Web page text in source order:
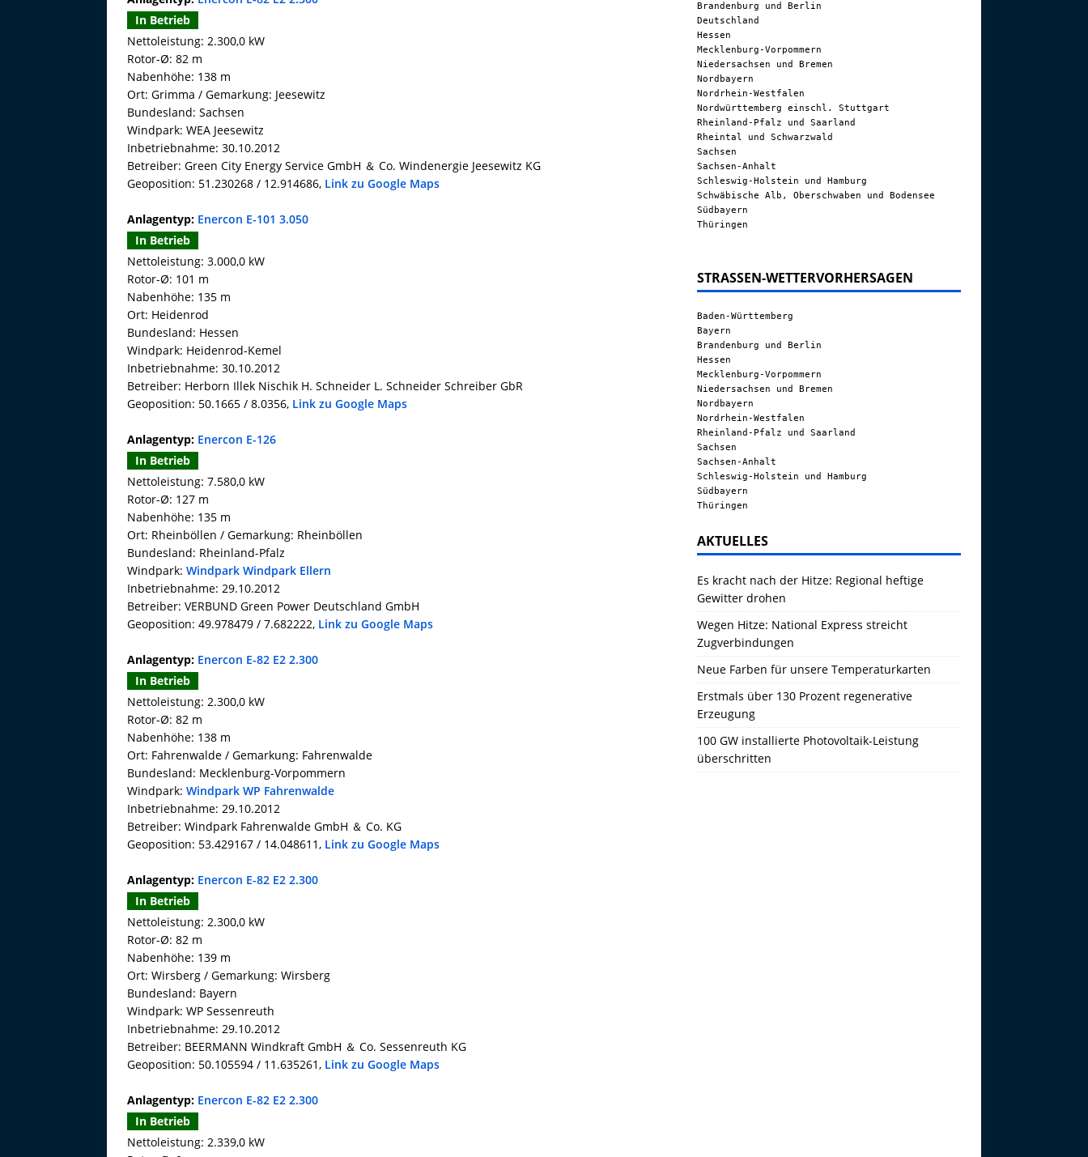
In Betrieb
Nettoleistung: 2.300,0 kW
Rotor-Ø: 82 m
Nabenhöhe: 138 m
Ort: Grimma / Gemarkung: Jeesewitz
Bundesland: Sachsen
Windpark: WEA Jeesewitz
Inbetriebnahme: 30.10.2012
Betreiber: Green City Energy Service GmbH ＆ Co. Windenergie Jeesewitz KG
Geoposition: 51.230268 / 12.914686, Link zu Google Maps
Anlagentyp: Enercon E-101 3.050
In Betrieb
Nettoleistung: 3.000,0 kW
Rotor-Ø: 101 m
Nabenhöhe: 135 m
Ort: Heidenrod
Bundesland: Hessen
Windpark: Heidenrod-Kemel
Inbetriebnahme: 30.10.2012
Betreiber: Herborn Illek Nischik H. Schneider L. Schneider Schreiber GbR
Geoposition: 50.1665 / 8.0356, Link zu Google Maps
Anlagentyp: Enercon E-126
In Betrieb
Nettoleistung: 7.580,0 kW
Rotor-Ø: 127 m
Nabenhöhe: 135 m
Ort: Rheinböllen / Gemarkung: Rheinböllen
Bundesland: Rheinland-Pfalz
Windpark: Windpark Windpark Ellern
Inbetriebnahme: 29.10.2012
Betreiber: VERBUND Green Power Deutschland GmbH
Geoposition: 49.978479 / 7.682222, Link zu Google Maps
Anlagentyp: Enercon E-82 E2 2.300
In Betrieb
Nettoleistung: 2.300,0 kW
Rotor-Ø: 82 m
Nabenhöhe: 138 m
Ort: Fahrenwalde / Gemarkung: Fahrenwalde
Bundesland: Mecklenburg-Vorpommern
Windpark: Windpark WP Fahrenwalde
Inbetriebnahme: 29.10.2012
Betreiber: Windpark Fahrenwalde GmbH ＆ Co. KG
Geoposition: 53.429167 / 14.048611, Link zu Google Maps
Anlagentyp: Enercon E-82 E2 2.300
In Betrieb
Nettoleistung: 2.300,0 kW
Rotor-Ø: 82 m
Nabenhöhe: 139 m
Ort: Wirsberg / Gemarkung: Wirsberg
Bundesland: Bayern
Windpark: WP Sessenreuth
Inbetriebnahme: 29.10.2012
Betreiber: BEERMANN Windkraft GmbH ＆ Co. Sessenreuth KG
Geoposition: 50.105594 / 11.635261, Link zu Google Maps
Anlagentyp: Enercon E-82 E2 2.300
In Betrieb
Nettoleistung: 2.339,0 kW
Brandenburg und Berlin
Deutschland
Hessen
Mecklenburg-Vorpommern
Niedersachsen und Bremen
Nordbayern
Nordrhein-Westfalen
Nordwürttemberg einschl. Stuttgart
Rheinland-Pfalz und Saarland
Rheintal und Schwarzwald
Sachsen
Sachsen-Anhalt
Schleswig-Holstein und Hamburg
Schwäbische Alb, Oberschwaben und Bodensee
Südbayern
Thüringen
STRASSEN-WETTERVORHERSAGEN
Baden-Württemberg
Bayern
Brandenburg und Berlin
Hessen
Mecklenburg-Vorpommern
Niedersachsen und Bremen
Nordbayern
Nordrhein-Westfalen
Rheinland-Pfalz und Saarland
Sachsen
Sachsen-Anhalt
Schleswig-Holstein und Hamburg
Südbayern
Thüringen
AKTUELLES
Es kracht nach der Hitze: Regional heftige
Gewitter drohen
Wegen Hitze: National Express streicht
Zugverbindungen
Neue Farben für unsere Temperaturkarten
Erstmals über 130 Prozent regenerative
Erzeugung
100 GW installierte Photovoltaik-Leistung
überschritten